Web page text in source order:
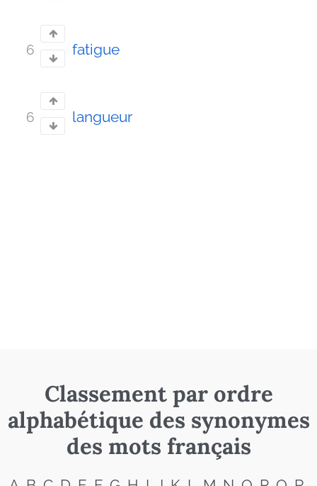
6 fatigue
6 langueur
Classement par ordre
alphabétique des synonymes
des mots français